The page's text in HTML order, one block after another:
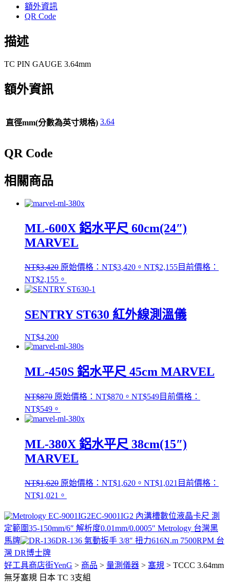
額外資訊
QR Code
描述
TC PIN GAUGE 3.64mm
額外資訊
直徑mm(分數為英寸規格) 3.64
QR Code
相關商品
ML-600X 鋁水平尺 60cm(24″)
MARVEL
NT$3,420 原始價格：NT$3,420。 NT$2,155目前價格：
NT$2,155。
SENTRY ST630 紅外線測溫儀
NT$4,200
ML-450S 鋁水平尺 45cm MARVEL
NT$870 原始價格：NT$870。 NT$549目前價格：
NT$549。
ML-380X 鋁水平尺 38cm(15″)
MARVEL
NT$1,620 原始價格：NT$1,620。 NT$1,021 目前價格：
NT$1,021。
EC-9001IG2 內溝槽數位液晶卡尺 測
定範圍35-150mm/6″ 解析度0.01mm/0.0005″ Metrology 台灣黑
馬牌
DR-136 氣動扳手 3/8″ 扭力616N.m 7500RPM 台
灣 DR博士牌
好工具商店街YenG > 商品 > 量測儀器 > 塞規 > TCCC 3.64mm
無牙塞規 日本 TC 3支組